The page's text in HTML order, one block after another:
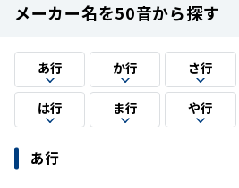
メーカー名を50音から探す
あ行 か行 さ行
は行 ま行 や行
あ行